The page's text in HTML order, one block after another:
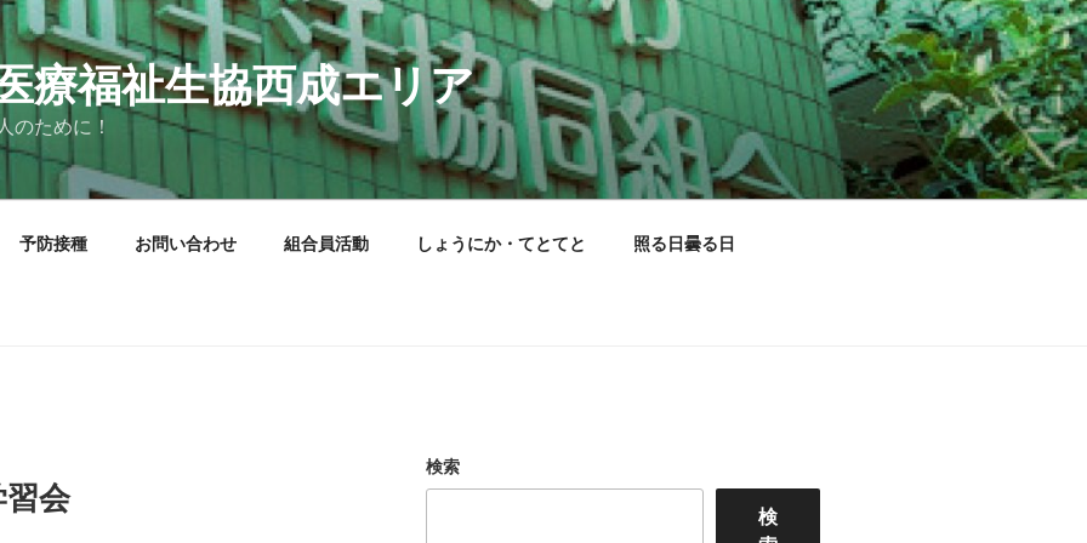
療福祉生協西成エリア
のために！
予防接種 お問い合わせ 組合員活動 しょうにか・てとてと 照る日曇る日
会
検索
検